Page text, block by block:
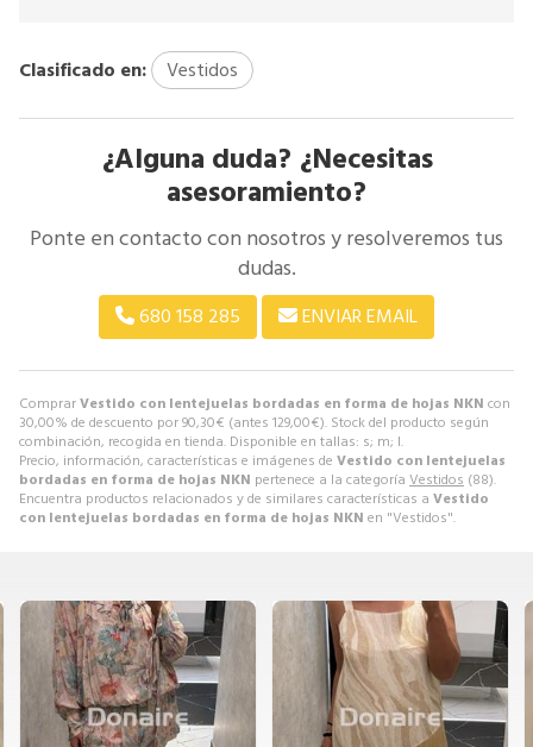
ComprarVestido con lentejuelas bordadas en forma de hojas NKN con
30,00% de descuento por90,30€ (antes 129,00€). Stock del producto según
combinación, recogida en tienda. Disponible en tallas: s; m; l.
Precio, información, características e imágenes de Vestido con lentejuelas
bordadas en forma de hojas NKN pertenece a la categoría Vestidos (88).
Encuentra productos relacionados y de similares características a Vestido
con lentejuelas bordadas en forma de hojas NKN en "Vestidos".
Clasificado en: Vestidos
¿Alguna duda? ¿Necesitas
asesoramiento?
Ponte en contacto con nosotros y resolveremos tus
dudas.
680 158 285 ENVIAR EMAIL